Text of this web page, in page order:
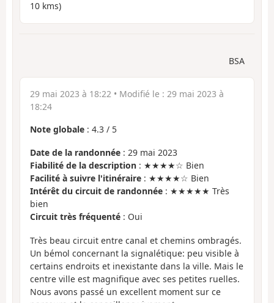
10 kms)
BSA
29 mai 2023 à 18:22 • Modifié le : 29 mai 2023 à
18:24
Note globale : 4.3 / 5
Date de la randonnée : 29 mai 2023
Fiabilité de la description : ★★★★☆ Bien
Facilité à suivre l'itinéraire : ★★★★☆ Bien
Intérêt du circuit de randonnée : ★★★★★ Très
bien
Circuit très fréquenté : Oui
Très beau circuit entre canal et chemins ombragés.
Un bémol concernant la signalétique: peu visible à
certains endroits et inexistante dans la ville. Mais le
centre ville est magnifique avec ses petites ruelles.
Nous avons passé un excellent moment sur ce